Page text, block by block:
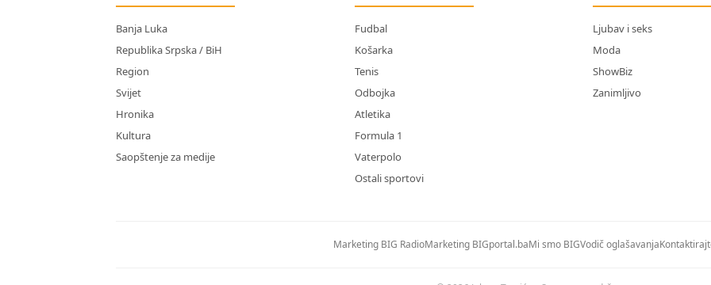
Banja Luka
Republika Srpska / BiH
Region
Svijet
Hronika
Kultura
Saopštenje za medije
Fudbal
Košarka
Tenis
Odbojka
Atletika
Formula 1
Vaterpolo
Ostali sportovi
Ljubav i seks
Moda
ShowBiz
Zanimljivo
Marketing BIG RadioMarketing BIGportal.baMi smo BIGVodič oglašavanja